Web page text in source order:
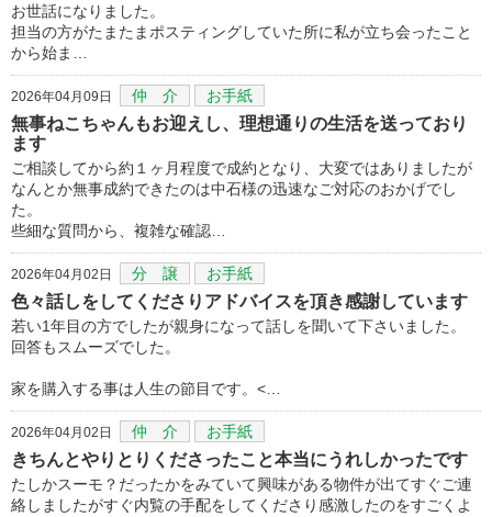
お世話になりました。
担当の方がたまたまポスティングしていた所に私が立ち会ったこと
から始ま…
2026年04月09日 仲 介 お手紙
無事ねこちゃんもお迎えし、理想通りの生活を送っており
ます
ご相談してから約１ヶ月程度で成約となり、大変ではありましたが
なんとか無事成約できたのは中石様の迅速なご対応のおかげでし
た。
些細な質問から、複雑な確認…
2026年04月02日 分 譲 お手紙
色々話しをしてくださりアドバイスを頂き感謝しています
若い1年目の方でしたが親身になって話しを聞いて下さいました。
回答もスムーズでした。
家を購入する事は人生の節目です。<…
2026年04月02日 仲 介 お手紙
きちんとやりとりくださったこと本当にうれしかったです
たしかスーモ？だったかをみていて興味がある物件が出てすぐご連
絡しましたがすぐ内覧の手配をしてくださり感激したのをすごくよ